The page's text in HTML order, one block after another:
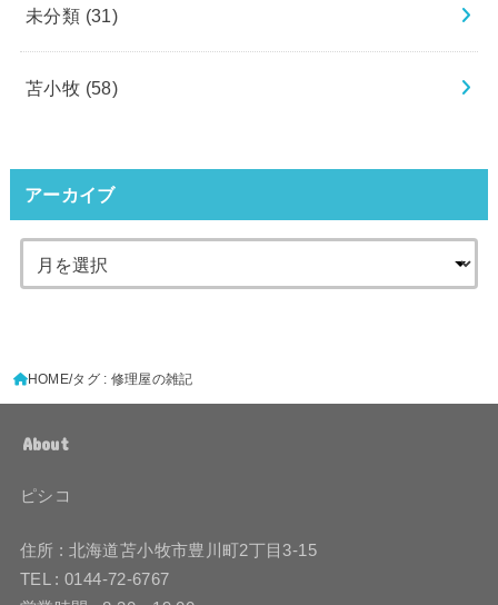
未分類 (31)
苫小牧 (58)
アーカイブ
HOME タグ : 修理屋の雑記
About
ピシコ
住所 : 北海道苫小牧市豊川町2丁目3-15
TEL : 0144-72-6767